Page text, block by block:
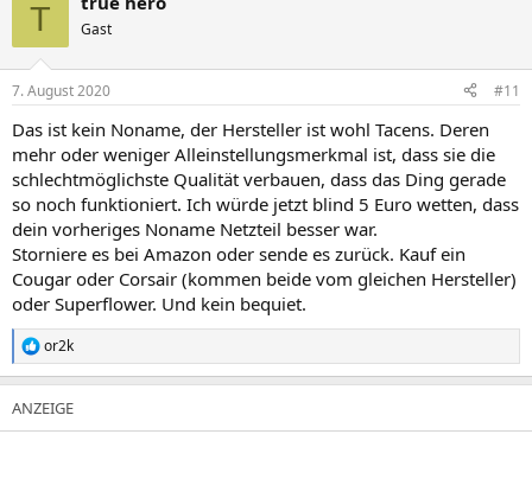
T Gast
7. August 2020 #11
Das ist kein Noname, der Hersteller ist wohl Tacens. Deren
mehr oder weniger Alleinstellungsmerkmal ist, dass sie die
schlechtmöglichste Qualität verbauen, dass das Ding gerade
so noch funktioniert. Ich würde jetzt blind 5 Euro wetten, dass
dein vorheriges Noname Netzteil besser war.
Storniere es bei Amazon oder sende es zurück. Kauf ein
Cougar oder Corsair (kommen beide vom gleichen Hersteller)
oder Superflower. Und kein bequiet.
R
e
a
k
t
or2k